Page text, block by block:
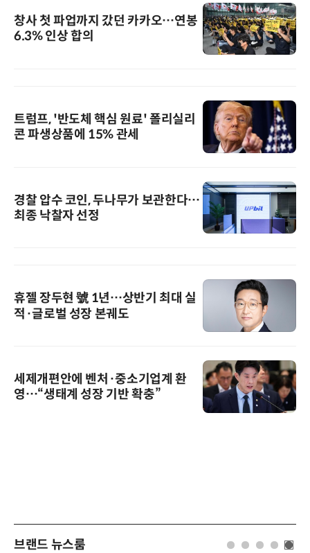
창사 첫 파업까지 갔던 카카오…연봉
6.3% 인상 합의
트럼프, '반도체 핵심 원료' 폴리실리
콘 파생상품에 15% 관세
경찰 압수 코인, 두나무가 보관한다…
최종 낙찰자 선정
휴젤 장두현 號 1년…상반기 최대 실
적·글로벌 성장 본궤도
세제개편안에 벤처·중소기업계 환
영…“생태계 성장 기반 확충”
브랜드 뉴스룸